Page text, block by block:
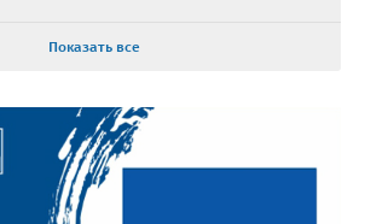
Показать все